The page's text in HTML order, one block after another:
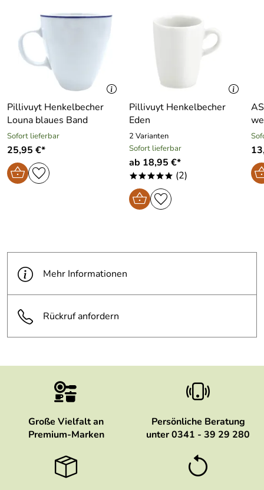
Pillivuyt Henkelbecher
Louna blaues Band
Sofort lieferbar
25,95 €*
Pillivuyt Henkelbecher
Eden
2 Varianten
Sofort lieferbar
ab 18,95 €*
***** (2)
Mehr Informationen
Rückruf anfordern
Große Vielfalt an
Premium-Marken
Persönliche Beratung
unter 0341 - 39 29 280